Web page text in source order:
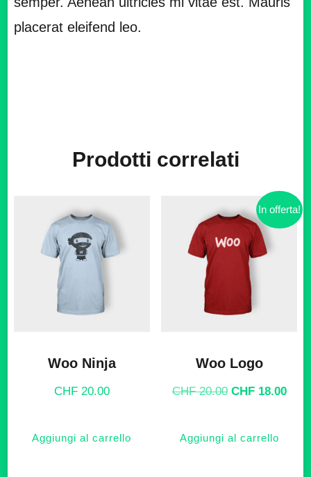
placerat eleifend leo.
Prodotti correlati
Woo Ninja
CHF20.00
Aggiungi al carrello
In offerta!
Woo Logo
CHF20.00 Il
originale
CHF18.00Il
Aggiungi al carrello